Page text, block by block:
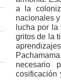
a la
nacionales
lucha por la
gritos de la
necesario
cosificación